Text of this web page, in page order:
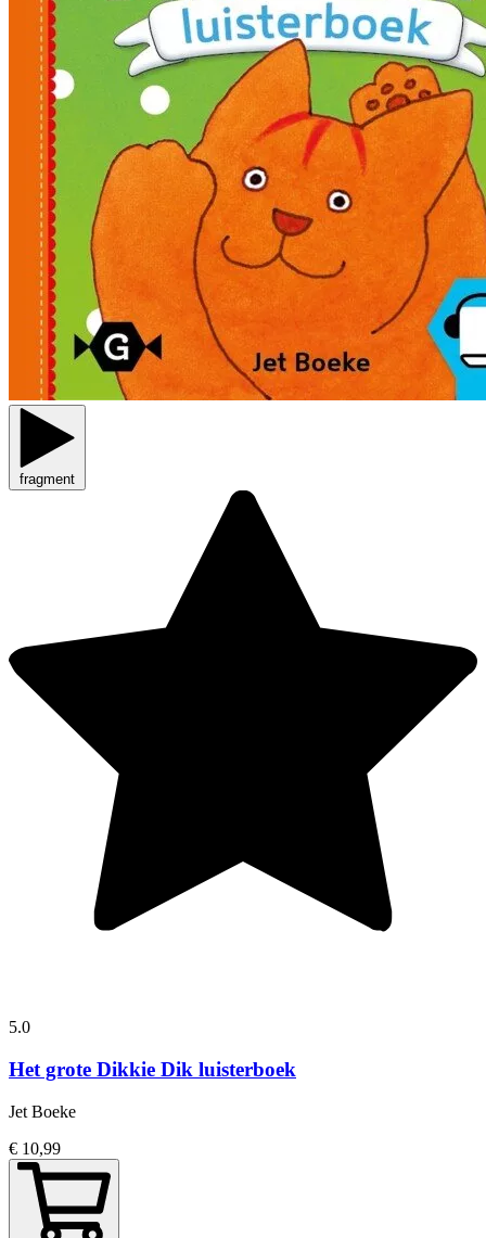
fragment
5.0
Het grote Dikkie Dik luisterboek
Jet Boeke
€ 10,99